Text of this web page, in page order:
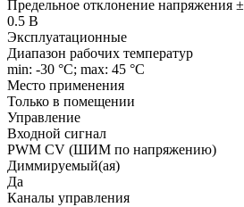
Предельное отклонение напряжения ±
0.5 В
Эксплуатационные
Диапазон рабочих температур
min: -30 °C; max: 45 °C
Место применения
Только в помещении
Управление
Входной сигнал
PWM СV (ШИМ по напряжению)
Диммируемый(ая)
Да
Каналы управления